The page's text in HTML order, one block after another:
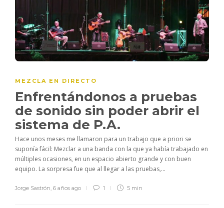
MEZCLA EN DIRECTO
Enfrentándonos a pruebas
de sonido sin poder abrir el
sistema de P.A.
Hace unos meses me llamaron para un trabajo que a priori se
suponía fácil: Mezclar a una banda con la que ya había trabajado en
múltiples ocasiones, en un espacio abierto grande y con buen
equipo. La sorpresa fue que al llegar a las pruebas,...
Jorge Sastrón 6 años ago 1 5 min